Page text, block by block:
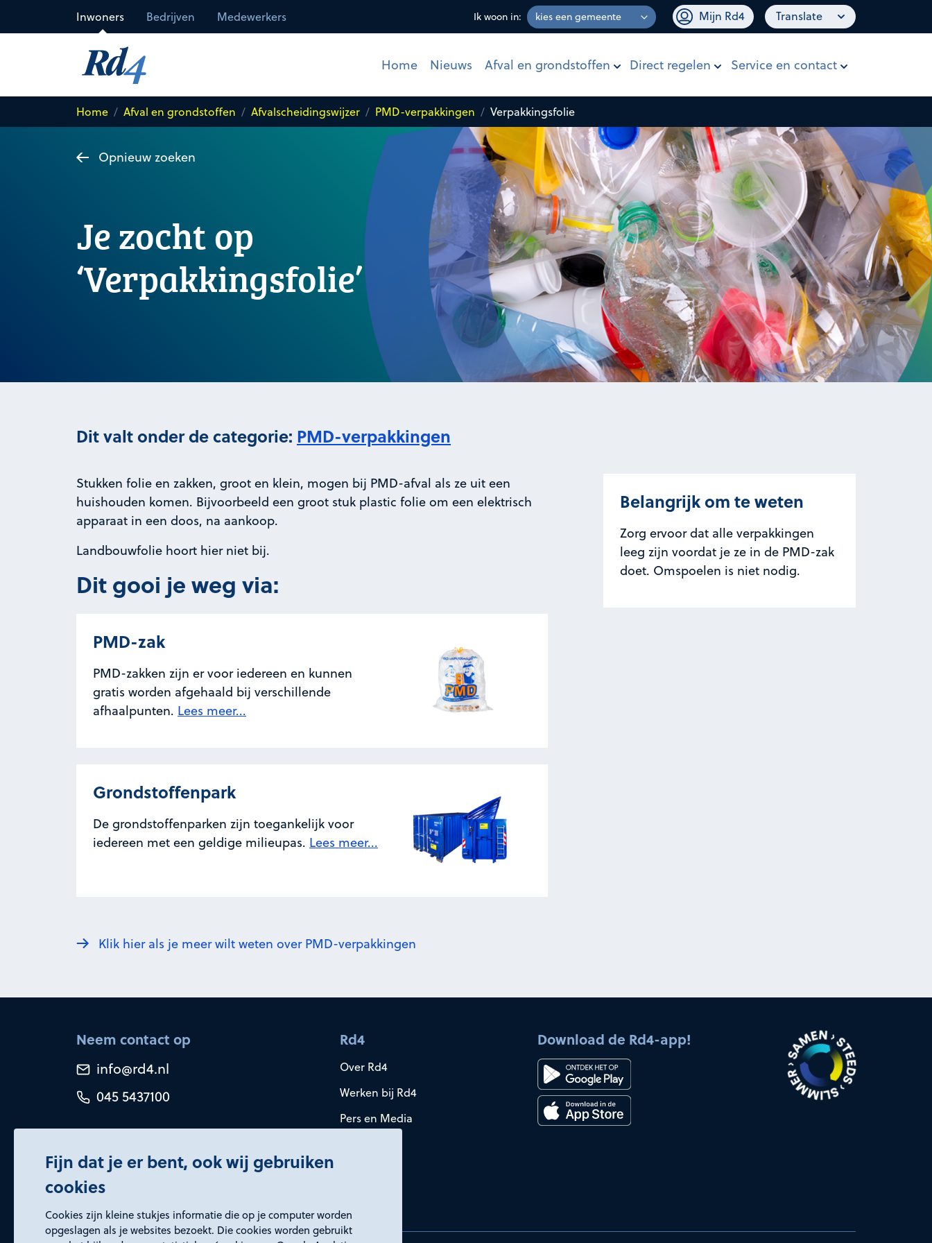
Fijn dat je er bent, ook wij gebruiken
cookies
Cookies zijn kleine stukjes informatie die op je computer worden
opgeslagen als je websites bezoekt. Die cookies worden gebruikt
Inwoners Bedrijven Medewerkers Ik woon in: Mijn Rd4 Translate
Home Nieuws Afval en grondstoffen Direct regelen Service en contact
Home Afval en grondstoffen Afvalscheidingswijzer PMD-verpakkingen Verpakkingsfolie
Opnieuw zoeken
Je zocht op
‘Verpakkingsfolie’
Dit valt onder de categorie: PMD-verpakkingen
Stukken folie en zakken, groot en klein, mogen bij PMD-afval als ze uit een
huishouden komen. Bijvoorbeeld een groot stuk plastic folie om een elektrisch
apparaat in een doos, na aankoop.
Landbouwfolie hoort hier niet bij.
Dit gooi je weg via:
PMD-zak
PMD-zakken zijn er voor iedereen en kunnen
gratis worden afgehaald bij verschillende
afhaalpunten. Lees meer...
Grondstoffenpark
De grondstoffenparken zijn toegankelijk voor
iedereen met een geldige milieupas. Lees meer...
Klik hier als je meer wilt weten over PMD-verpakkingen
Belangrijk om te weten
Zorg ervoor dat alle verpakkingen
leeg zijn voordat je ze in de PMD-zak
doet. Omspoelen is niet nodig.
Neem contact op
info@rd4.nl
045 5437100
Rd4
Over Rd4
Werken bij Rd4
Pers en Media
Download de Rd4-app!
Certificeringen